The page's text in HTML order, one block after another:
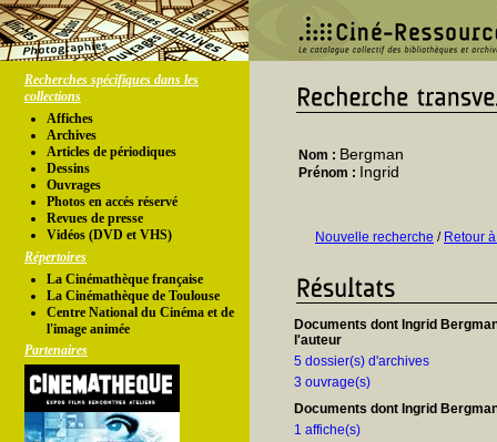
Recherches spécifiques dans les
collections
Affiches
Archives
Articles de périodiques
Dessins
Ouvrages
Photos en accés réservé
Revues de presse
Vidéos (DVD et VHS)
Répertoires
La Cinémathèque française
La Cinémathèque de Toulouse
Centre National du Cinéma et de
l'image animée
Partenaires
Nom : Bergman
Prénom : Ingrid
Nouvelle recherche / Retour
Documents dont Ingrid
l'auteur
5 dossier(s) d'archives
3 ouvrage(s)
Documents dont Ingrid
1 affiche(s)